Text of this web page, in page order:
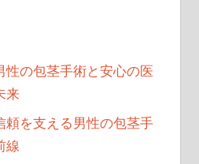
性の包茎手術と安心の医
来
頼を支える男性の包茎手
線